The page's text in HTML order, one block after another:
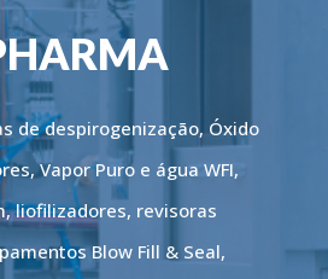
de despirogenização, Óxido
Vapor Puro e água WFI,
liofilizadores, revisoras
Blow Fill & Seal,